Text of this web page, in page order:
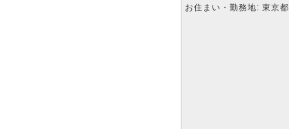
お住まい・勤務地: 東京都